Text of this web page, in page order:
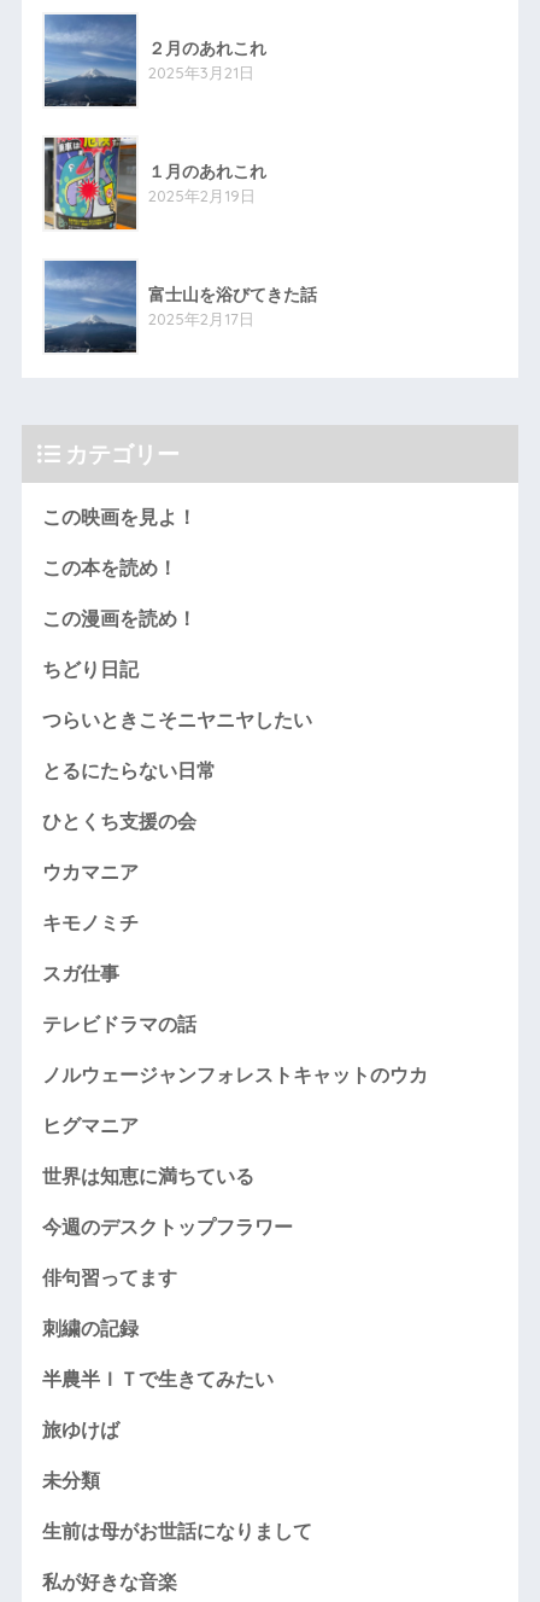
２月のあれこれ
2025年3月21日
１月のあれこれ
2025年2月19日
富士山を浴びてきた話
2025年2月17日
カテゴリー
この映画を見よ！
この本を読め！
この漫画を読め！
ちどり日記
つらいときこそニヤニヤしたい
とるにたらない日常
ひとくち支援の会
ウカマニア
キモノミチ
スガ仕事
テレビドラマの話
ノルウェージャンフォレストキャットのウカ
ヒグマニア
世界は知恵に満ちている
今週のデスクトップフラワー
俳句習ってます
刺繍の記録
半農半ＩＴで生きてみたい
旅ゆけば
未分類
生前は母がお世話になりまして
私が好きな音楽